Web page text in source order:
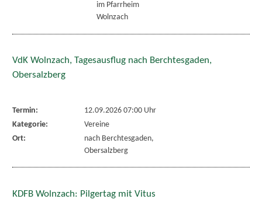
im Pfarrheim
Wolnzach
VdK Wolnzach, Tagesausflug nach Berchtesgaden,
Obersalzberg
Termin:
12.09.2026 07:00 Uhr
Kategorie:
Vereine
Ort:
nach Berchtesgaden,
Obersalzberg
KDFB Wolnzach: Pilgertag mit Vitus